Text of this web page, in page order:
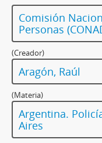
Comisión
Personas
(Creador)
Aragón, Raúl
(Materia)
Argentina.
Aires